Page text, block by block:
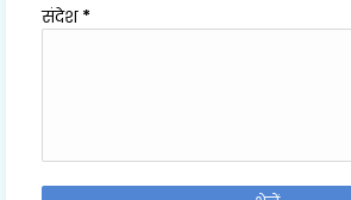
संदेश *